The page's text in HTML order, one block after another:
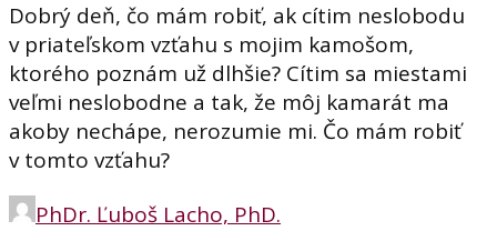
Dobrý deň, čo mám robiť, ak cítim neslobodu
v priateľskom vzťahu s mojim kamošom,
ktorého poznám už dlhšie? Cítim sa miestami
veľmi neslobodne a tak, že môj kamarát ma
akoby nechápe, nerozumie mi. Čo mám robiť
v tomto vzťahu?
PhDr. Ľuboš Lacho, PhD.